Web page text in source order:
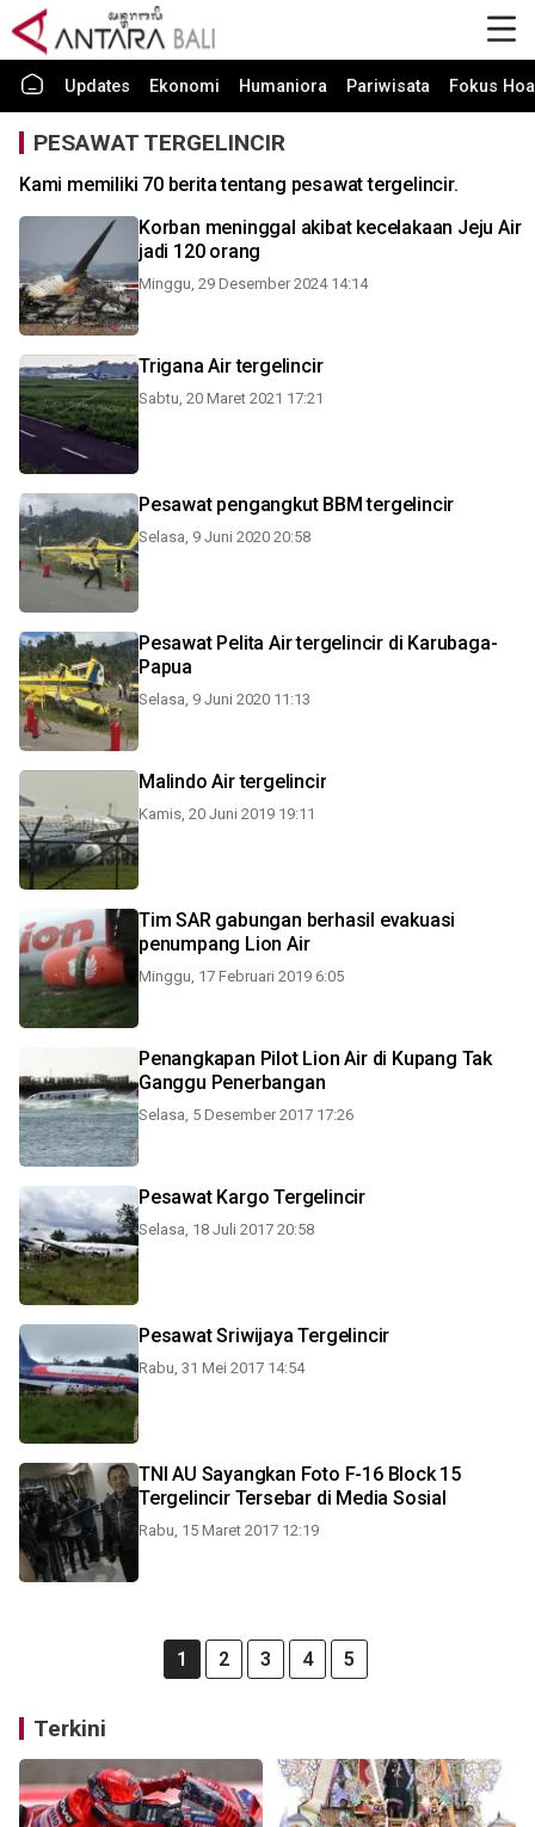
Updates Ekonomi Humaniora Pariwisata Fokus
PESAWAT TERGELINCIR
Kami memiliki 70 berita tentang pesawat tergelincir.
Korban meninggal akibat kecelakaan Jeju Air
jadi 120 orang
Minggu, 29 Desember 2024 14:14
Trigana Air tergelincir
Sabtu, 20 Maret 2021 17:21
Pesawat pengangkut BBM tergelincir
Selasa, 9 Juni 2020 20:58
Pesawat Pelita Air tergelincir di Karubaga-
Papua
Selasa, 9 Juni 2020 11:13
Malindo Air tergelincir
Kamis, 20 Juni 2019 19:11
Tim SAR gabungan berhasil evakuasi
penumpang Lion Air
Minggu, 17 Februari 2019 6:05
Penangkapan Pilot Lion Air di Kupang Tak
Ganggu Penerbangan
Selasa, 5 Desember 2017 17:26
Pesawat Kargo Tergelincir
Selasa, 18 Juli 2017 20:58
Pesawat Sriwijaya Tergelincir
Rabu, 31 Mei 2017 14:54
TNI AU Sayangkan Foto F-16 Block 15
Tergelincir Tersebar di Media Sosial
Rabu, 15 Maret 2017 12:19
1 2 3 4 5
Terkini